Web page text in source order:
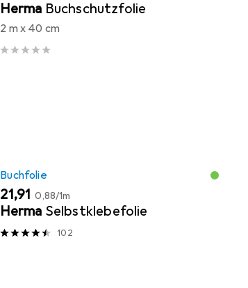
Herma Buchschutzfolie
2 m x 40 cm
Buchfolie
EUR
21,91 EUR
0,88/1m
Herma Selbstklebefolie
102